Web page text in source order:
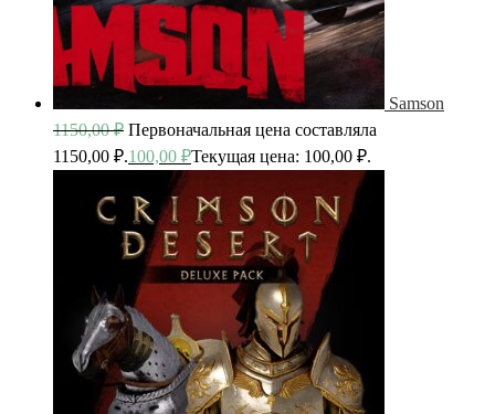
Samson
1150,00₽ Первоначальная цена составляла
1150,00 ₽.100,00 ₽Текущая цена: 100,00 ₽.